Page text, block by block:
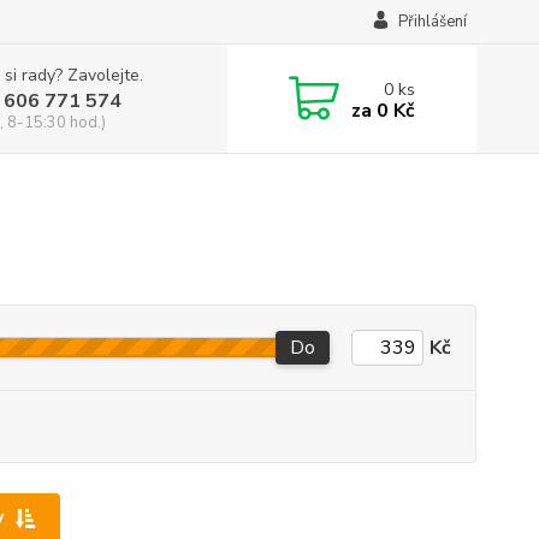
Přihlášení
rady? Zavolejte.
771 574
8-15:30 hod.)
0ks
za 0 Kč
Do Kč